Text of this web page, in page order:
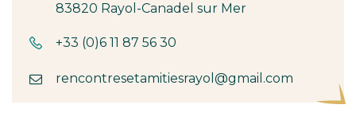
83820 Rayol-Canadel sur Mer
+33 (0)6 11 87 56 30
rencontresetamitiesrayol@gmail.com